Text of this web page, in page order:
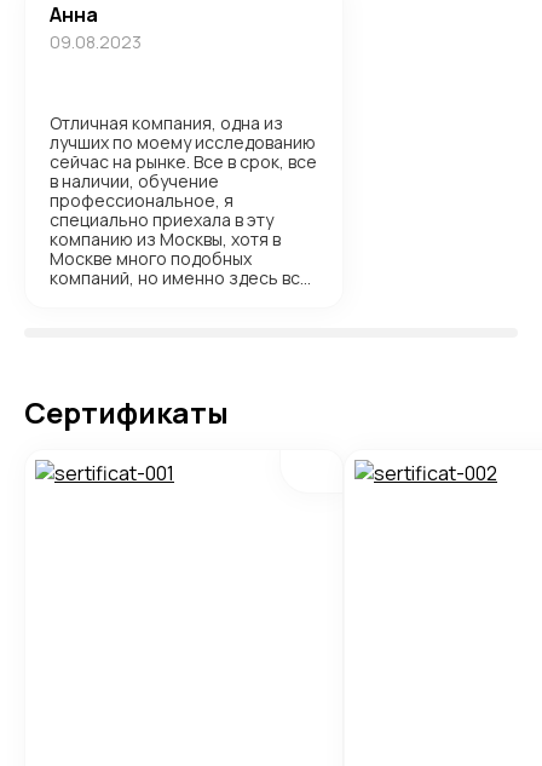
Анна
09.08.2023
Отличная компания, одна из
лучших по моему исследованию
сейчас на рынке. Все в срок, все
в наличии, обучение
профессиональное, я
специально приехала в эту
компанию из Москвы, хотя в
Москве много подобных
компаний, но именно здесь все
Сертификаты